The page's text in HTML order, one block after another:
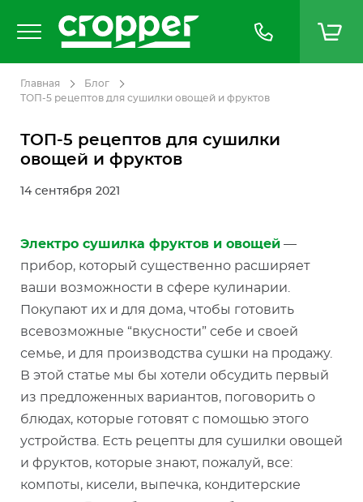
Главная
Блог
ТОП-5 рецептов для сушилки овощей и фруктов
ТОП-5 рецептов для сушилки
овощей и фруктов
14 сентября 2021
Электро сушилка фруктов и овощей —
прибор, который существенно расширяет
ваши возможности в сфере кулинарии.
Покупают их и для дома, чтобы готовить
всевозможные “вкусности” себе и своей
семье, и для производства сушки на продажу.
В этой статье мы бы хотели обсудить первый
из предложенных вариантов, поговорить о
блюдах, которые готовят с помощью этого
устройства. Есть рецепты для сушилки овощей
и фруктов, которые знают, пожалуй, все:
компоты, кисели, выпечка, кондитерские